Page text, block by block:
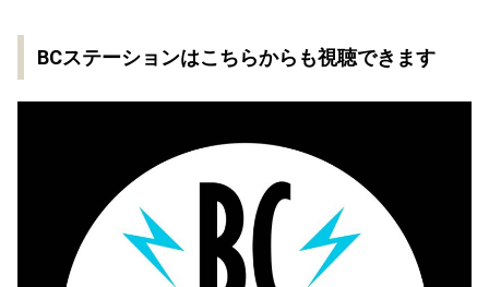
BCステーションはこちらからも視聴できます